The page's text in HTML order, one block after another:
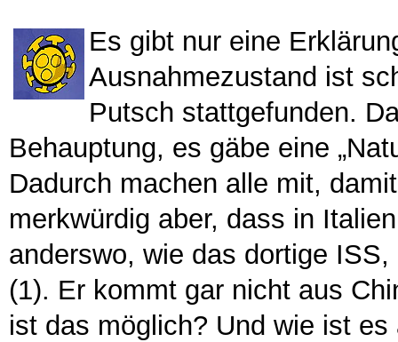
Es gibt nur eine
Ausnahmezustand ist
Putsch stattgefunden.
Behauptung, es gäbe eine
Dadurch machen alle mit,
merkwürdig aber, dass in
anderswo, wie das dortige
(1). Er kommt gar nicht aus
ist das möglich? Und wie ist es